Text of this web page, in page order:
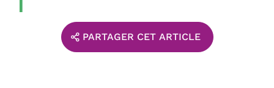
PARTAGER CET ARTICLE